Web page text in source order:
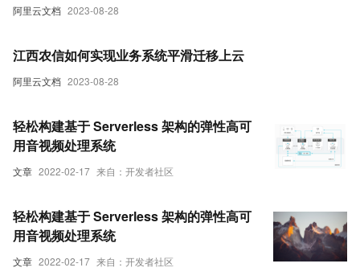
阿里云文档 2023-08-28
阿里云文档 2023-08-28
江西农信如何实现业务系统平滑迁移上云
文章 2022-02-17 来自：开发者社区
轻松构建基于 Serverless 架构的弹性高可
用音视频处理系统
文章 2022-02-17 来自：开发者社区
轻松构建基于 Serverless 架构的弹性高可
用音视频处理系统